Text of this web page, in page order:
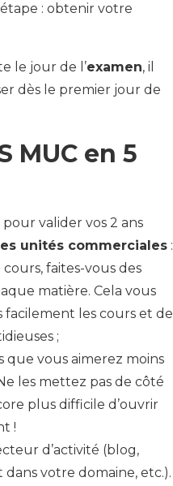
: obtenir votre
le jour de l’examen, il
dès le premier jour de
MUC en 5
pour valider vos 2 ans
unités commerciales :
faites-vous des
matière. Cela vous
les cours et de
;
que vous aimerez moins
les mettez pas de côté
plus difficile d’ouvrir
!
d’activité (blog,
votre domaine, etc.).